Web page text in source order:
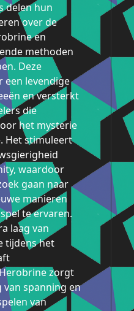
delen hun
over de
en
methoden
Deze
een levendige
en versterkt
die
het mysterie
Het stimuleert
waardoor
gaan naar
manieren
te ervaren.
laag van
tijdens het
zorgt
van spanning en
van